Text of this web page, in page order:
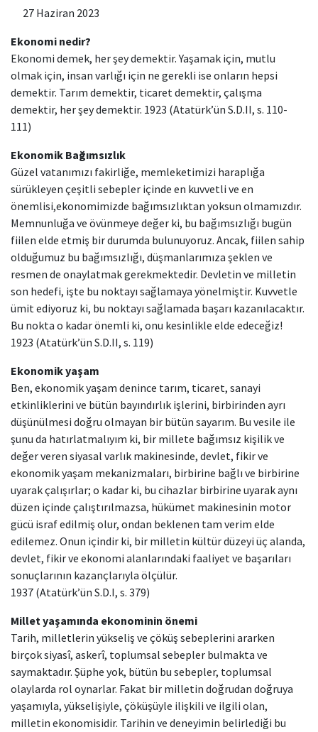
27 Haziran 2023
Ekonomi nedir?
Ekonomi demek, her şey demektir. Yaşamak için, mutlu
olmak için, insan varlığı için ne gerekli ise onların hepsi
demektir. Tarım demektir, ticaret demektir, çalışma
demektir, her şey demektir. 1923 (Atatürk’ün S.D.II, s. 110-
111)
Ekonomik Bağımsızlık
Güzel vatanımızı fakirliğe, memleketimizi haraplığa
sürükleyen çeşitli sebepler içinde en kuvvetli ve en
önemlisi,ekonomimizde bağımsızlıktan yoksun olmamızdır.
Memnunluğa ve övünmeye değer ki, bu bağımsızlığı bugün
fiilen elde etmiş bir durumda bulunuyoruz. Ancak, fiilen sahip
olduğumuz bu bağımsızlığı, düşmanlarımıza şeklen ve
resmen de onaylatmak gerekmektedir. Devletin ve milletin
son hedefi, işte bu noktayı sağlamaya yönelmiştir. Kuvvetle
ümit ediyoruz ki, bu noktayı sağlamada başarı kazanılacaktır.
Bu nokta o kadar önemli ki, onu kesinlikle elde edeceğiz!
1923 (Atatürk’ün S.D.II, s. 119)
Ekonomik yaşam
Ben, ekonomik yaşam denince tarım, ticaret, sanayi
etkinliklerini ve bütün bayındırlık işlerini, birbirinden ayrı
düşünülmesi doğru olmayan bir bütün sayarım. Bu vesile ile
şunu da hatırlatmalıyım ki, bir millete bağımsız kişilik ve
değer veren siyasal varlık makinesinde, devlet, fikir ve
ekonomik yaşam mekanizmaları, birbirine bağlı ve birbirine
uyarak çalışırlar; o kadar ki, bu cihazlar birbirine uyarak aynı
düzen içinde çalıştırılmazsa, hükümet makinesinin motor
gücü israf edilmiş olur, ondan beklenen tam verim elde
edilemez. Onun içindir ki, bir milletin kültür düzeyi üç alanda,
devlet, fikir ve ekonomi alanlarındaki faaliyet ve başarıları
sonuçlarının kazançlarıyla ölçülür.
1937 (Atatürk’ün S.D.I, s. 379)
Millet yaşamında ekonominin önemi
Tarih, milletlerin yükseliş ve çöküş sebeplerini ararken
birçok siyasî, askerî, toplumsal sebepler bulmakta ve
saymaktadır. Şüphe yok, bütün bu sebepler, toplumsal
olaylarda rol oynarlar. Fakat bir milletin doğrudan doğruya
yaşamıyla, yükselişiyle, çöküşüyle ilişkili ve ilgili olan,
milletin ekonomisidir. Tarihin ve deneyimin belirlediği bu
Hizmet Envanteri
Uluslararası Yayıncılık
Ödüller
Başvurular
Projeler